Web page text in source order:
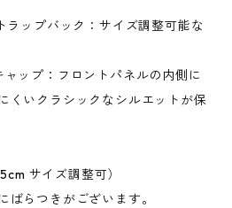
ラップバック：サイズ調整可能な
ャップ：フロントパネルの内側に
くいクラシックなシルエットが保
サイズ調整可）
らつきがございます。